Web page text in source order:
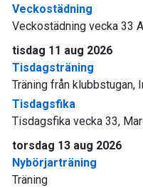
Veckostädning
Veckostädning vecka 33
tisdag 11 aug 2026
Tisdagsträning
Träning från klubbstugan,
Tisdagsfika
Tisdagsfika vecka 33,
torsdag 13 aug 2026
Nybörjarträning
Träning